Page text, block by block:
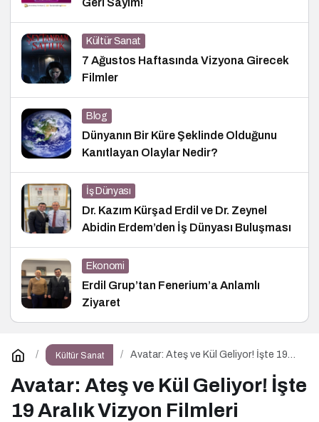
Kültür Sanat
7 Ağustos Haftasında Vizyona Girecek
Filmler
Blog
Dünyanın Bir Küre Şeklinde Olduğunu
Kanıtlayan Olaylar Nedir?
İş Dünyası
Dr. Kazım Kürşad Erdil ve Dr. Zeynel
Abidin Erdem’den İş Dünyası Buluşması
Ekonomi
Erdil Grup’tan Fenerium’a Anlamlı
Ziyaret
Kültür Sanat
Avatar: Ateş ve Kül Geliyor! İşte 19
Avatar: Ateş ve Kül Geliyor! İşte
19 Aralık Vizyon Filmleri